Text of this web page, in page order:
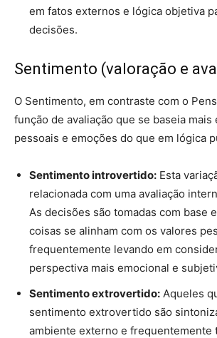
em fatos externos e lógica objetiva
decisões.
Sentimento (valoração e
O Sentimento, em contraste com o
função de avaliação que se baseia mais
pessoais e emoções do que em lógica
Sentimento introvertido: Esta
relacionada com uma avaliação
As decisões são tomadas com base
coisas se alinham com os valores
frequentemente levando em
perspectiva mais emocional e
Sentimento extrovertido: Aqueles
sentimento extrovertido são
ambiente externo e frequentemente